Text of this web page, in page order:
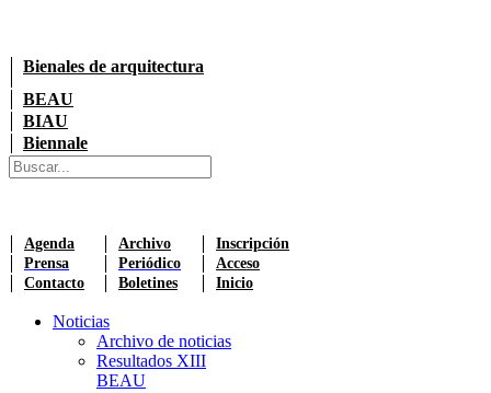
Bienales de arquitectura
BEAU
BIAU
Biennale
Agenda Archivo
Inscripción
Prensa
Periódico
Acceso
Contacto
Boletines Inicio
Noticias
Archivo de noticias
Resultados XIII
BEAU